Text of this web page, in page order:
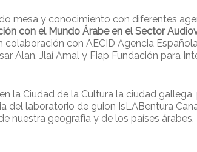
mesa y conocimiento con diferentes
con el Mundo Árabe en el Sector
colaboración con AECID Agencia
Alan, Jlaí Amal y Fiap Fundación para
la Ciudad de la Cultura la ciudad
del laboratorio de guion IsLABentura
nuestra geografía y de los países árabes.